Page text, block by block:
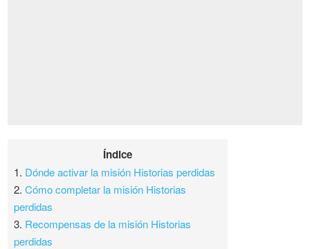
Índice
1. Dónde activar la misión Historias perdidas
2.Cómo completar la misión Historias
perdidas
3. Recompensas de la misión Historias
perdidas